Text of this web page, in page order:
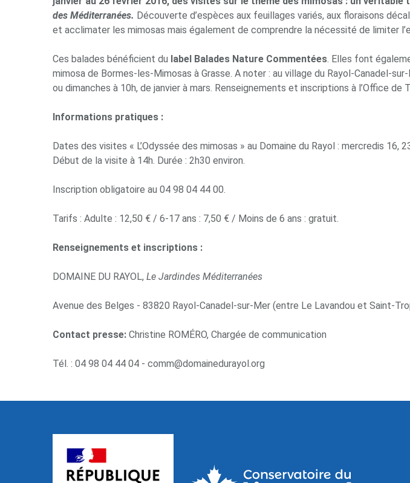
des Méditerranées. Découverte d’espèces aux feuillages variés, aux floraisons
et acclimater les mimosas mais également de comprendre la nécessité de limiter
Ces balades bénéficient du label Balades Nature Commentées. Elles font
mimosa de Bormes-les-Mimosas à Grasse. A noter : au village du Rayol-Canadel-
ou dimanches à 10h, de janvier à mars. Renseignements et inscriptions à l’Office de
Informations pratiques :
Dates des visites « L’Odyssée des mimosas » au Domaine du Rayol : mercredis
Début de la visite à 14h. Durée : 2h30 environ.
Inscription obligatoire au 04 98 04 44 00.
Tarifs : Adulte : 12,50 € / 6-17 ans : 7,50 € / Moins de 6 ans : gratuit.
Renseignements et inscriptions :
DOMAINE DU RAYOL, Le Jardindes Méditerranées
Avenue des Belges - 83820 Rayol-Canadel-sur-Mer (entre Le Lavandou et Saint-
Contact presse: Christine ROMÉRO, Chargée de communication
Tél. : 04 98 04 44 04 - comm@domainedurayol.org